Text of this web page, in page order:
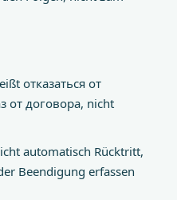
отказаться от
от договора, nicht
automatisch Rücktritt,
Beendigung erfassen